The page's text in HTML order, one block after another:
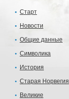
Старт
Новости
Общие данные
Символика
История
Старая Норвегия
Великие